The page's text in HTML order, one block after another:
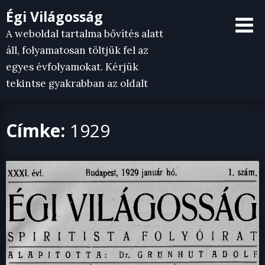
Skip
to
content
Égi Világosság
A weboldal tartalma bővítés alatt
áll, folyamatosan töltjük fel az
egyes évfolyamokat. Kérjük
tekintse gyakrabban az oldalt
Címke: 1929